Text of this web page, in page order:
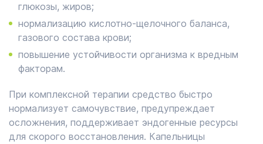
глюкозы, жиров;
нормализацию кислотно-щелочного баланса,
газового состава крови;
повышение устойчивости организма к вредным
факторам.
При комплексной терапии средство быстро
нормализует самочувствие, предупреждает
осложнения, поддерживает эндогенные ресурсы
для скорого восстановления. Капельницы